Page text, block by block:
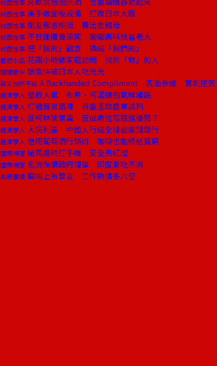
封面故事
封面故事 黑手做面板設備 打敗日本大廠
封面故事 朋友報恩相挺 養出金雞母
封面故事 不甘擺攤賣涼席 闖關高科技當老大
封面故事 把「我的」觀念 換成「我們的」
管理小品 花兩小時做家庭訪問 找到「對」的人
關鍵數字 鮪魚快被日本人吃光光
英文無所不談 A Backhanded Compliment 表面恭維 實則挖苦
經濟學人 搶救人氣 布希、阿諾擁抱氣候議題
經濟學人 打通貿易路障 首要重啟農業談判
經濟學人 反柯林頓意識 反成希拉蕊競選優勢？
經濟學人 大玩利差 中國人行成全球最賺錢銀行
經濟學人 借用葡萄酒行銷術 咖啡也能終結貧窮
國際視窗 過馬路時打手機 安全亮紅燈
國際視窗 名流保鑣政府埋單 印度漸吃不消
商周書摘 職場上有摯友 工作熱情多六倍